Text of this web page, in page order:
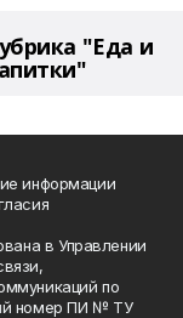
"Еда и
информации
в Управлении
по
номер ПИ № ТУ